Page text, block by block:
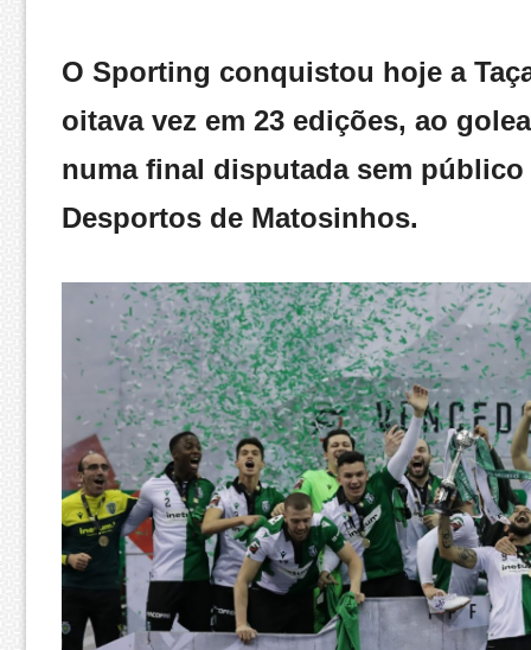
O Sporting conquistou hoje a
oitava vez em 23 edições, ao
numa final disputada sem
Desportos de Matosinhos.